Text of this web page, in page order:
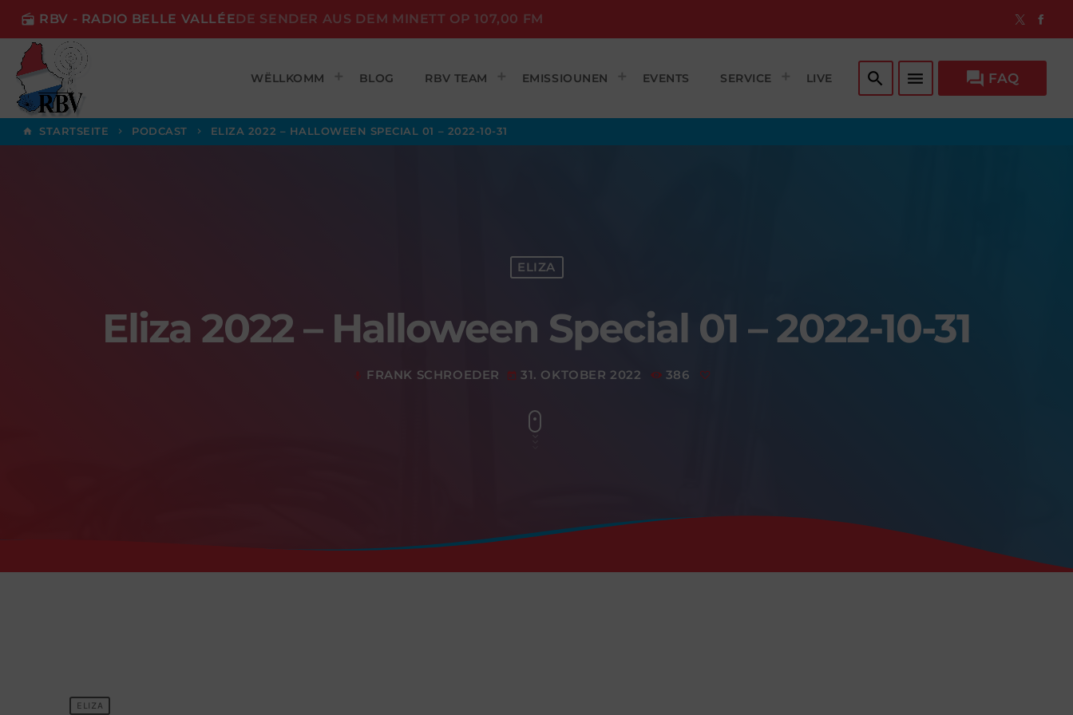
radio RBV - RADIO BELLE VALLÉEDE SENDER AUS DEM MINETT OP 107,00 FM
WËLLKOMM BLOG RBV TEAM EMISSIOUNEN EVENTS SERVICE LIVE search menu question_answer FAQ
home STARTSEITE keyboard_arrow_right PODCAST keyboard_arrow_right ELIZA 2022 – HALLOWEEN SPECIAL 01 – 2022-10-31
ELIZA
Eliza 2022 – Halloween Special 01 – 2022-10-31
mic FRANK SCHROEDER today 31. OKTOBER 2022 386
ELIZA